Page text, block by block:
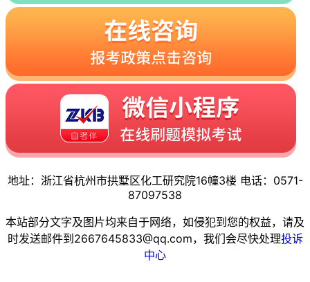
地址：浙江省杭州市拱墅区化工研究院16幢3楼 电话：0571-
87097538
本站部分文字及图片均来自于网络，如侵犯到您的权益，请及
时发送邮件到2667645833@qq.com，我们会尽快处理投诉
中心